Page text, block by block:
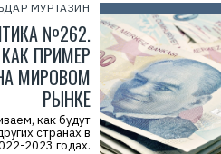
МУРТАЗИН
№262.
ПРИМЕР
МИРОВОМ
РЫНКЕ
как будут
странах в
2023 годах.
0
4